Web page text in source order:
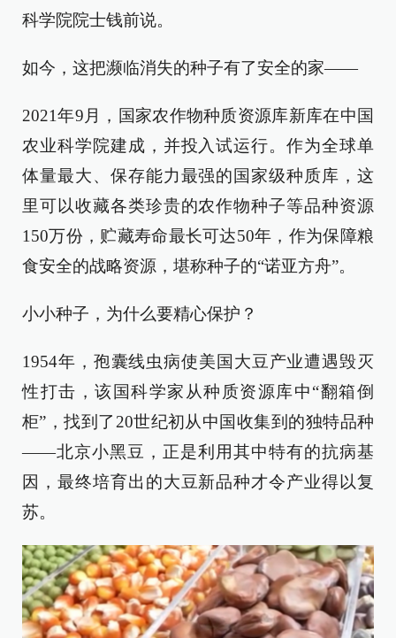
科学院院士钱前说。
如今，这把濒临消失的种子有了安全的家——
2021年9月，国家农作物种质资源库新库在中国
农业科学院建成，并投入试运行。作为全球单
体量最大、保存能力最强的国家级种质库，这
里可以收藏各类珍贵的农作物种子等品种资源
150万份，贮藏寿命最长可达50年，作为保障粮
食安全的战略资源，堪称种子的“诺亚方舟”。
小小种子，为什么要精心保护？
1954年，孢囊线虫病使美国大豆产业遭遇毁灭
性打击，该国科学家从种质资源库中“翻箱倒
柜”，找到了20世纪初从中国收集到的独特品种
——北京小黑豆，正是利用其中特有的抗病基
因，最终培育出的大豆新品种才令产业得以复
苏。